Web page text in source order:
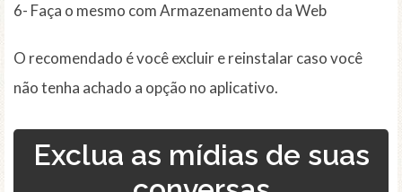
6- Faça o mesmo com Armazenamento da Web
O recomendado é você excluir e reinstalar caso você
não tenha achado a opção no aplicativo.
Exclua as mídias de suas